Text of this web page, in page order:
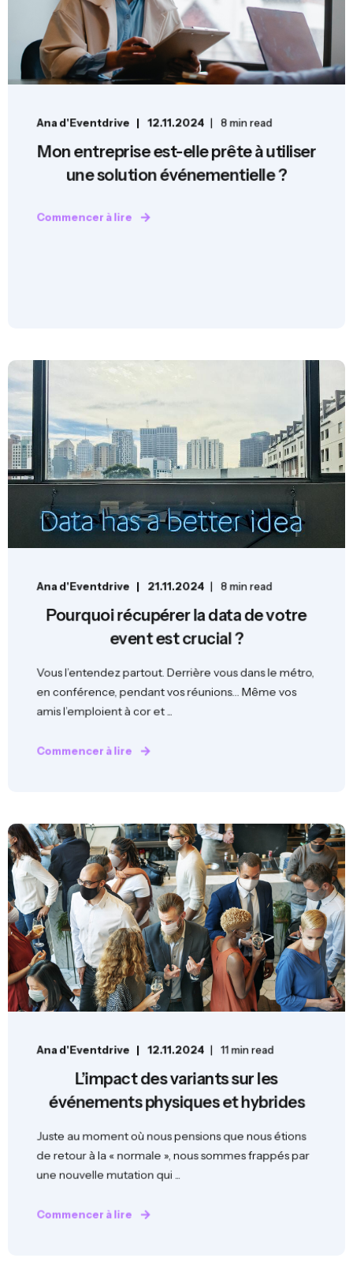
Ana d'Eventdrive 12.11.2024 8 min read
Mon entreprise est-elle prête à utiliser
une solution événementielle ?
Commencer à lire
Ana d'Eventdrive 21.11.2024 8 min read
Pourquoi récupérer la data de votre
event est crucial ?
Vous l’entendez partout. Derrière vous dans le métro,
en conférence, pendant vos réunions… Même vos
amis l’emploient à cor et ...
Commencer à lire
Ana d'Eventdrive 12.11.2024 11 min read
L’impact des variants sur les
événements physiques et hybrides
Juste au moment où nous pensions que nous étions
de retour à la « normale », nous sommes frappés par
une nouvelle mutation qui ...
Commencer à lire